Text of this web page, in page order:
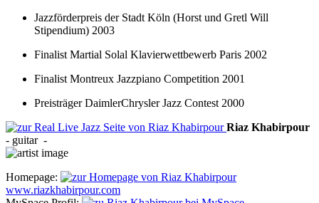
Jazzförderpreis der Stadt Köln (Horst und Gretl Will
Stipendium) 2003
Finalist Martial Solal Klavierwettbewerb Paris 2002
Finalist Montreux Jazzpiano Competition 2001
Preisträger DaimlerChrysler Jazz Contest 2000
Riaz Khabirpour
- guitar -
Homepage:
www.riazkhabirpour.com